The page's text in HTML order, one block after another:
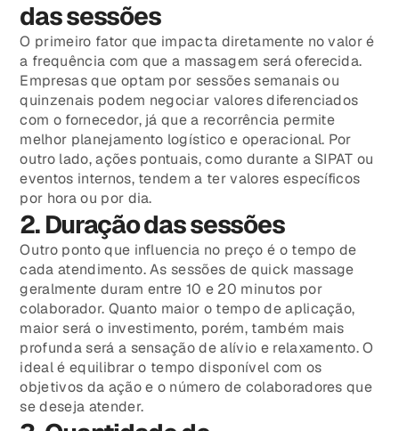
das sessões
O primeiro fator que impacta diretamente no valor é
a frequência com que a massagem será oferecida.
Empresas que optam por sessões semanais ou
quinzenais podem negociar valores diferenciados
com o fornecedor, já que a recorrência permite
melhor planejamento logístico e operacional. Por
outro lado, ações pontuais, como durante a SIPAT ou
eventos internos, tendem a ter valores específicos
por hora ou por dia.
2. Duração das sessões
Outro ponto que influencia no preço é o tempo de
cada atendimento. As sessões de quick massage
geralmente duram entre 10 e 20 minutos por
colaborador. Quanto maior o tempo de aplicação,
maior será o investimento, porém, também mais
profunda será a sensação de alívio e relaxamento. O
ideal é equilibrar o tempo disponível com os
objetivos da ação e o número de colaboradores que
se deseja atender.